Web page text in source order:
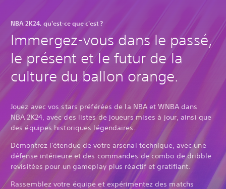
NBA 2K24, qu'est-ce que c'est ?
Immergez-vous dans le passé,
le présent et le futur de la
culture du ballon orange.
Jouez avec vos stars préférées de la NBA et WNBA dans
NBA 2K24, avec des listes de joueurs mises à jour, ainsi que
des équipes historiques légendaires.
Démontrez l'étendue de votre arsenal technique, avec une
défense intérieure et des commandes de combo de dribble
revisitées pour un gameplay plus réactif et gratifiant.
Rassemblez votre équipe et expérimentez des matchs